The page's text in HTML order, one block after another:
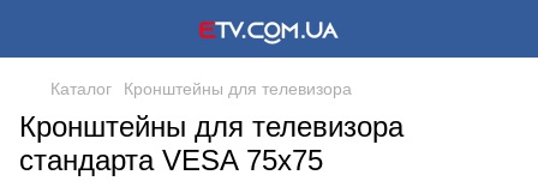
Каталог Кронштейны для телевизора
Кронштейны для телевизора
стандарта VESA 75x75